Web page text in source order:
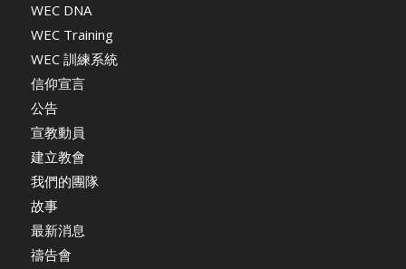
WEC DNA
WEC Training
WEC 訓練系統
信仰宣言
公告
宣教動員
建立教會
我們的團隊
故事
最新消息
禱告會